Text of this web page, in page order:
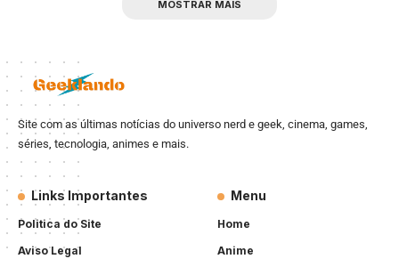
MOSTRAR MAIS
Site com as últimas notícias do universo nerd e geek, cinema, games,
séries, tecnologia, animes e mais.
Links Importantes
Politica do Site
Aviso Legal
Menu
Home
Anime